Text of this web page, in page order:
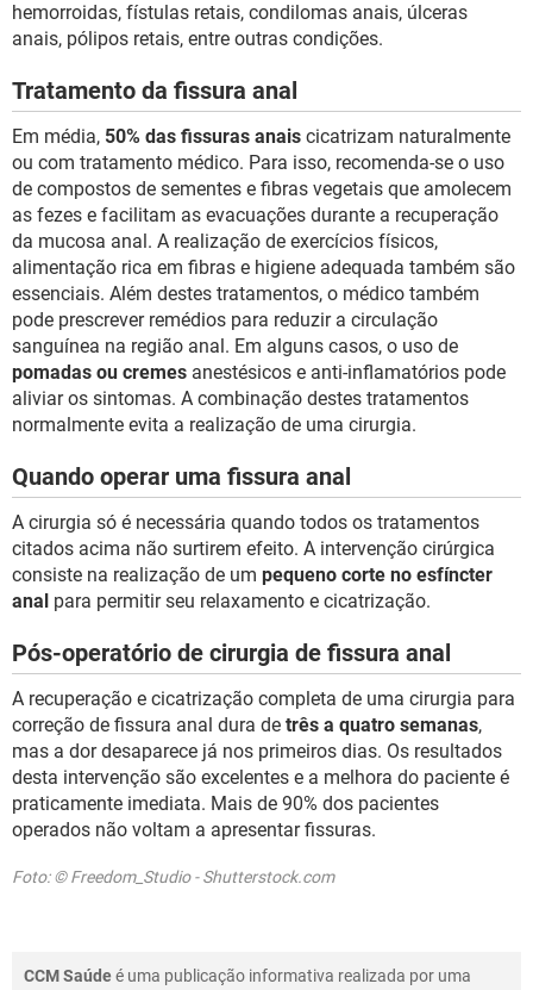
hemorroidas, fístulas retais, condilomas anais, úlceras
anais, pólipos retais, entre outras condições.
Tratamento da fissura anal
Em média, 50% das fissuras anais cicatrizam naturalmente
ou com tratamento médico. Para isso, recomenda-se o uso
de compostos de sementes e fibras vegetais que amolecem
as fezes e facilitam as evacuações durante a recuperação
da mucosa anal. A realização de exercícios físicos,
alimentação rica em fibras e higiene adequada também são
essenciais. Além destes tratamentos, o médico também
pode prescrever remédios para reduzir a circulação
sanguínea na região anal. Em alguns casos, o uso de
pomadas ou cremes anestésicos e anti-inflamatórios pode
aliviar os sintomas. A combinação destes tratamentos
normalmente evita a realização de uma cirurgia.
Quando operar uma fissura anal
A cirurgia só é necessária quando todos os tratamentos
citados acima não surtirem efeito. A intervenção cirúrgica
consiste na realização de um pequeno corte no esfíncter
anal para permitir seu relaxamento e cicatrização.
Pós-operatório de cirurgia de fissura anal
A recuperação e cicatrização completa de uma cirurgia para
correção de fissura anal dura de três a quatro semanas,
mas a dor desaparece já nos primeiros dias. Os resultados
desta intervenção são excelentes e a melhora do paciente é
praticamente imediata. Mais de 90% dos pacientes
operados não voltam a apresentar fissuras.
Foto: © Freedom_Studio - Shutterstock.com
CCM Saúdeé uma publicação informativa realizada por uma